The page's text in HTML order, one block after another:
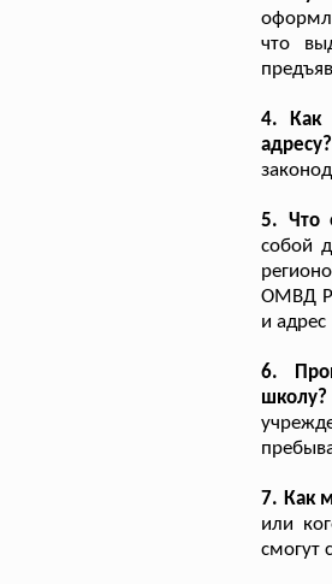
что
4. Как
адресу?
5. Что
собой
ОМВД
и
6.
школу?
7. Как
или
смогут